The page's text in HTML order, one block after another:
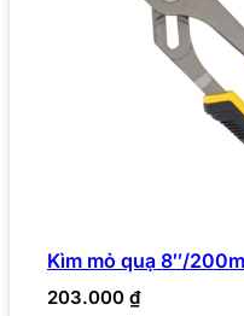
Kìm mỏ quạ 8″/
203.000 ₫